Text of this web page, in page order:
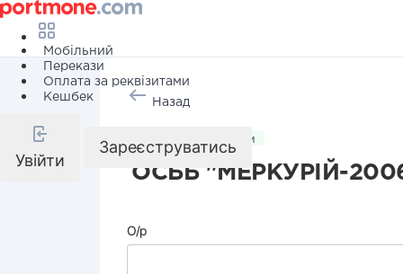
Мобільний
Перекази
Оплата за реквізитами
Кешбек
Увійти
Зареєструватись
Назад
Комунальні послуги
ОСББ "МЕРКУРІЙ-
О/р